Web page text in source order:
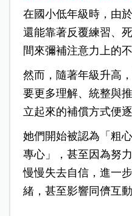
在國小低年級時，由
還能靠著反覆練習、
間來彌補注意力上的不
然而，隨著年級升高
要更多理解、統整與
立起來的補償方式便
她們開始被認為「粗
專心」，甚至因為努
慢慢失去自信，進一
緒，甚至影響同儕互